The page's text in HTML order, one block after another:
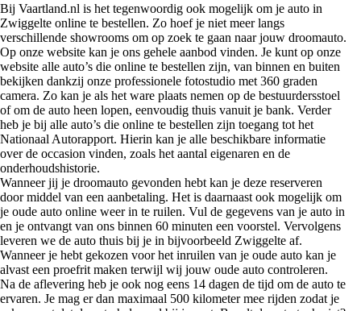
Bij Vaartland.nl is het tegenwoordig ook mogelijk om je auto in
Zwiggelte online te bestellen. Zo hoef je niet meer langs
verschillende showrooms om op zoek te gaan naar jouw droomauto.
Op onze website kan je ons gehele aanbod vinden. Je kunt op onze
website alle auto’s die online te bestellen zijn, van binnen en buiten
bekijken dankzij onze professionele fotostudio met 360 graden
camera. Zo kan je als het ware plaats nemen op de bestuurdersstoel
of om de auto heen lopen, eenvoudig thuis vanuit je bank. Verder
heb je bij alle auto’s die online te bestellen zijn toegang tot het
Nationaal Autorapport. Hierin kan je alle beschikbare informatie
over de occasion vinden, zoals het aantal eigenaren en de
onderhoudshistorie.
Wanneer jij je droomauto gevonden hebt kan je deze reserveren
door middel van een aanbetaling. Het is daarnaast ook mogelijk om
je oude auto online weer in te ruilen. Vul de gegevens van je auto in
en je ontvangt van ons binnen 60 minuten een voorstel. Vervolgens
leveren we de auto thuis bij je in bijvoorbeeld Zwiggelte af.
Wanneer je hebt gekozen voor het inruilen van je oude auto kan je
alvast een proefrit maken terwijl wij jouw oude auto controleren.
Na de aflevering heb je ook nog eens 14 dagen de tijd om de auto te
ervaren. Je mag er dan maximaal 500 kilometer mee rijden zodat je